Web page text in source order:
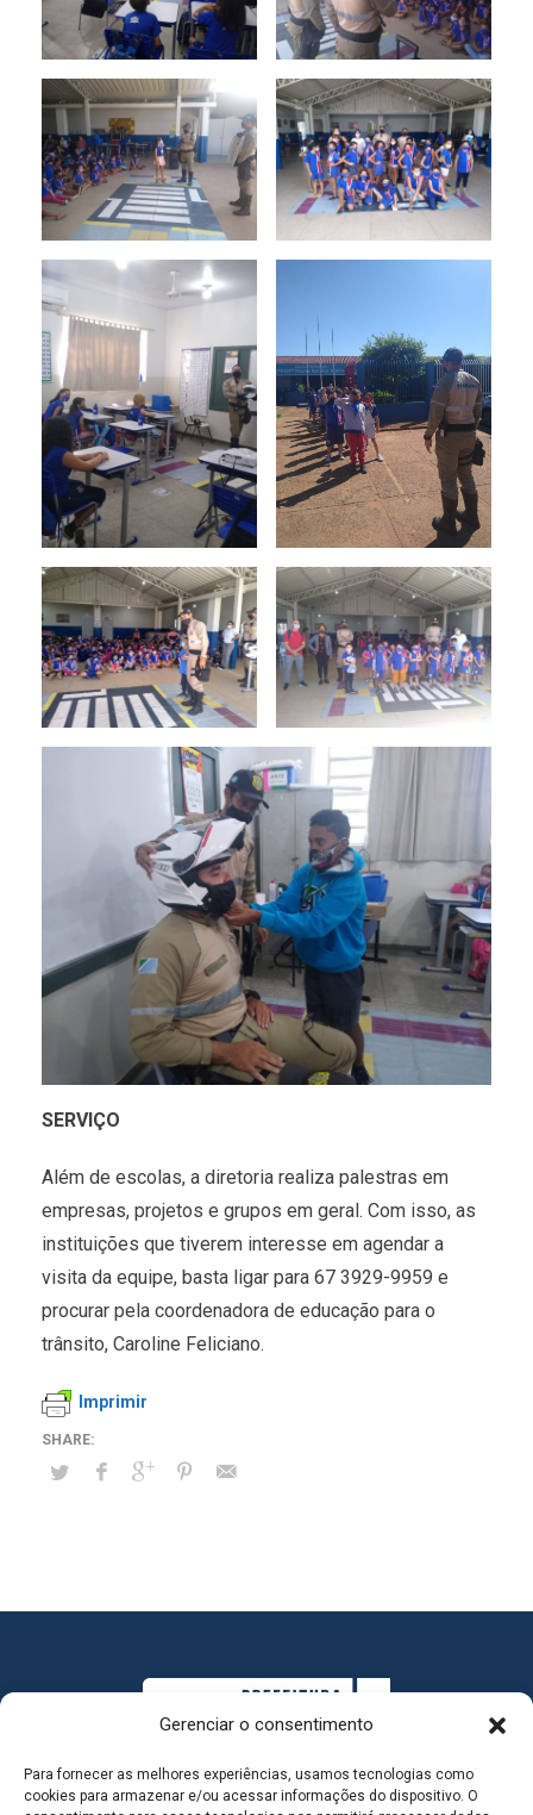
Gerenciar o consentimento
Para fornecer as melhores experiências, usamos tecnologias como
cookies para armazenar e/ou acessar informações do dispositivo. O
SERVIÇO
Além de escolas, a diretoria realiza palestras em
empresas, projetos e grupos em geral. Com isso, as
instituições que tiverem interesse em agendar a
visita da equipe, basta ligar para 67 3929-9959 e
procurar pela coordenadora de educação para o
trânsito, Caroline Feliciano.
Imprimir